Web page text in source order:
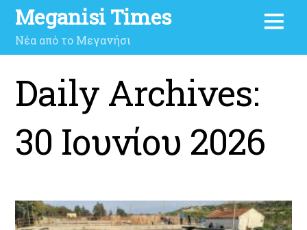
Meganisi Times
Νέα από το Μεγανήσι
Daily Archives:
30 Ιουνίου 2026